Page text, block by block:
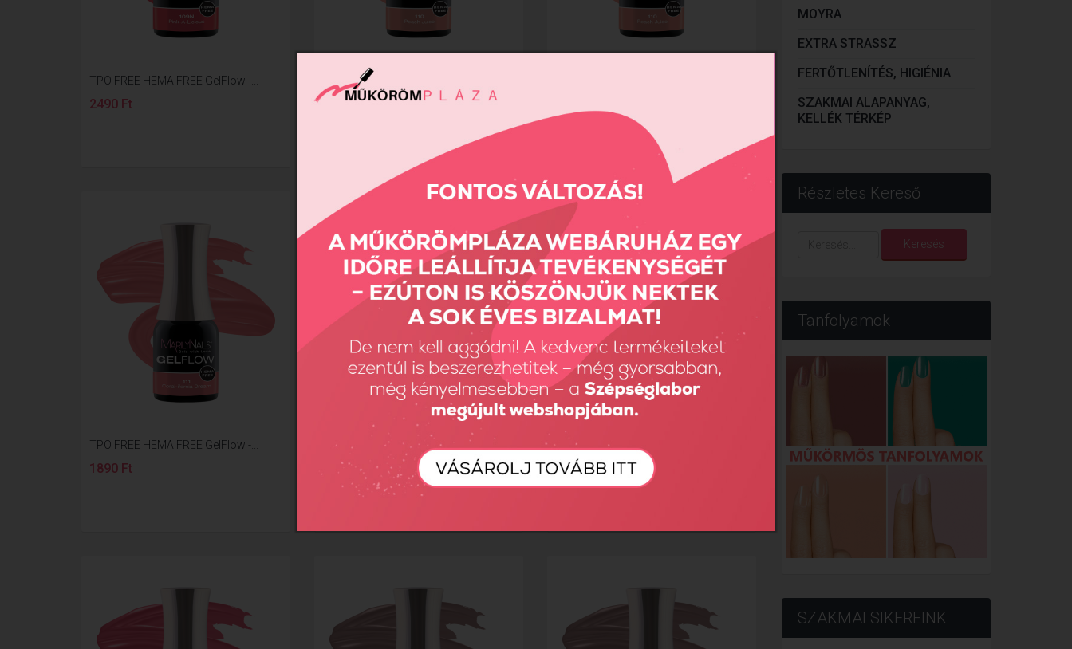
TPO FREE HEMA FREE GelFlow -...
2490 Ft
TPO FREE HEMA FREE GelFlow -...
1890 Ft
TPO FREE HEMA FREE GelFlow -...
1890 Ft
TPO FREE HEMA FREE GelFlow -...
2490 Ft
TPO FREE HEMA FREE GelFlow -...
1890 Ft
MOYRA
EXTRA STRASSZ
FERTŐTLENÍTÉS, HIGIÉNIA
SZAKMAI ALAPANYAG,
KELLÉK TÉRKÉP
Részletes Kereső
Keresés
Tanfolyamok
SZAKMAI SIKEREINK